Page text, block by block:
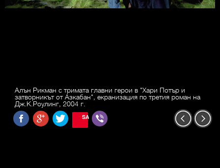
Алън Рикман с тримата главни герои в "Хари Потър и
затворникът от Азкабан", екранизация по третия роман на
Дж.К.Роулинг, 2004 г.
SAVE